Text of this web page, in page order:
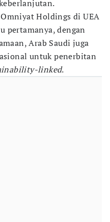
Holdings di UEA
pertamanya, dengan
Arab Saudi juga
untuk penerbitan
linked.